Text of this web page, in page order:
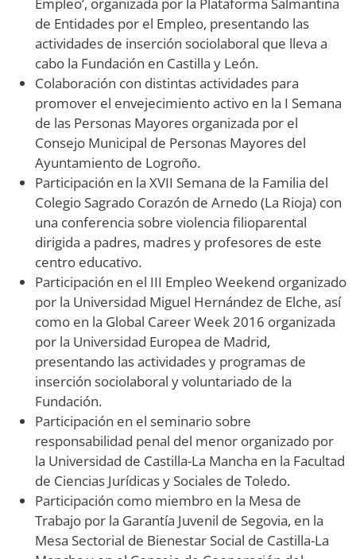
de Entidades por el Empleo, presentando las
actividades de inserción sociolaboral que lleva a
cabo la Fundación en Castilla y León.
Colaboración con distintas actividades para
promover el envejecimiento activo en la I Semana
de las Personas Mayores organizada por el
Consejo Municipal de Personas Mayores del
Ayuntamiento de Logroño.
Participación en la XVII Semana de la Familia del
Colegio Sagrado Corazón de Arnedo (La Rioja) con
una conferencia sobre violencia filioparental
dirigida a padres, madres y profesores de este
centro educativo.
Participación en el III Empleo Weekend organizado
por la Universidad Miguel Hernández de Elche, así
como en la Global Career Week 2016 organizada
por la Universidad Europea de Madrid,
presentando las actividades y programas de
inserción sociolaboral y voluntariado de la
Fundación.
Participación en el seminario sobre
responsabilidad penal del menor organizado por
la Universidad de Castilla-La Mancha en la Facultad
de Ciencias Jurídicas y Sociales de Toledo.
Participación como miembro en la Mesa de
Trabajo por la Garantía Juvenil de Segovia, en la
Mesa Sectorial de Bienestar Social de Castilla-La